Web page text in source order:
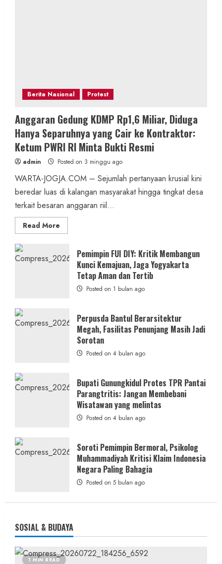
Berita Nasional Protest
Anggaran Gedung KDMP Rp1,6 Miliar, Diduga
Hanya Separuhnya yang Cair ke Kontraktor:
Ketum PWRI RI Minta Bukti Resmi
admin Posted on 3 minggu ago
WARTA-JOGJA.COM – Sejumlah pertanyaan krusial kini
beredar luas di kalangan masyarakat hingga tingkat desa
terkait besaran anggaran riil...
Read More
more
Gedung
KDMP
Rp1,6
Miliar,
Diduga
Hanya
Separuhnya
Kontraktor:
Ketum
PWRI
Minta
Pemimpin FUI DIY: Kritik Membangun
Kunci Kemajuan, Jaga Yogyakarta
Tetap Aman dan Tertib
Posted on 1 bulan ago
Perpusda Bantul Berarsitektur
Megah, Fasilitas Penunjang Masih Jadi
Sorotan
Posted on 4 bulan ago
Bupati Gunungkidul Protes TPR Pantai
Parangtritis: Jangan Membebani
Wisatawan yang melintas
Posted on 4 bulan ago
Soroti Pemimpin Bermoral, Psikolog
Muhammadiyah Kritisi Klaim Indonesia
Negara Paling Bahagia
Posted on 5 bulan ago
SOSIAL & BUDAYA
1 MIN READ